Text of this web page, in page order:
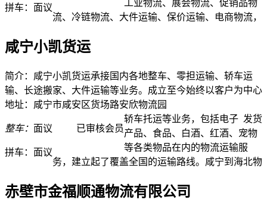
拼车： 面议
咸宁小凯货运
简介：咸宁小凯货运承接国内各地整车、零担运输、轿车运
输、长途搬家、大件运输等业务。成立至今始终以客户为中心
地址：咸宁市咸安区货场路安欣物流园
整车： 面议
拼车： 面议
已审核会员
发货
赤壁市金福顺通物流有限公司
工业物流、展会物流、促销品物
流、冷链物流、大件运输、保价运输、电商物流，
轿车托运等业务，包括电子
产品、食品、白酒、红酒、宠物
等各类物品在内的物流运输服
务，建立起了覆盖全国的运输路线。咸宁到海北物